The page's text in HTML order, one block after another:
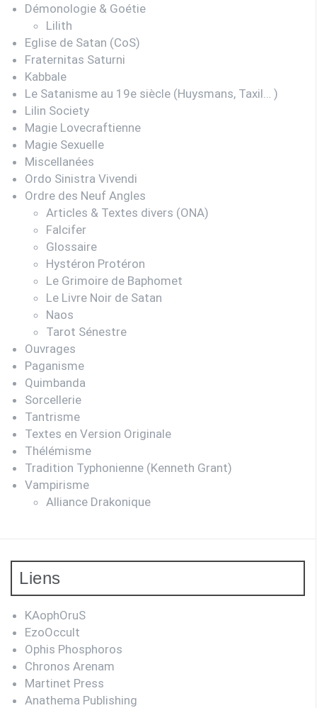
Démonologie & Goétie
Lilith
Eglise de Satan (CoS)
Fraternitas Saturni
Kabbale
Le Satanisme au 19e siècle (Huysmans, Taxil… )
Lilin Society
Magie Lovecraftienne
Magie Sexuelle
Miscellanées
Ordo Sinistra Vivendi
Ordre des Neuf Angles
Articles & Textes divers (ONA)
Falcifer
Glossaire
Hystéron Protéron
Le Grimoire de Baphomet
Le Livre Noir de Satan
Naos
Tarot Sénestre
Ouvrages
Paganisme
Quimbanda
Sorcellerie
Tantrisme
Textes en Version Originale
Thélémisme
Tradition Typhonienne (Kenneth Grant)
Vampirisme
Alliance Drakonique
Liens
KAophOruS
EzoOccult
Ophis Phosphoros
Chronos Arenam
Martinet Press
Anathema Publishing